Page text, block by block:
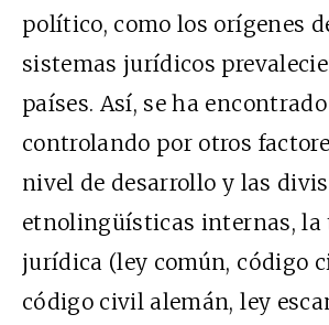
político, como los orígenes
sistemas jurídicos
países. Así, se ha encontrado
controlando por otros
nivel de desarrollo y las
etnolingüísticas internas,
jurídica (ley común, código
código civil alemán, ley